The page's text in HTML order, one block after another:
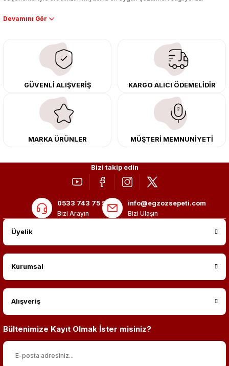
Performans artışı isteyen sürücüler için özel performans egzozları ve
çıkma orijinal ürünler ile yenileyebilir, body kit uygulamalarıyla aracınızın
tasarımını ve aerodinamisini üst seviyeye taşıyabilirsiniz.
Tüm ürünlerimiz orijinal, dayanıklı ve uzun ömürlüdür. İstanbul’daki montaj
merkezimizde profesyonel montaj yapıyor, Türkiye’nin her yerine güvenli
kargo ile teslimat gerçekleştiriyoruz. Aracınıza değer katmak için doğru
adres: Egzoz Sepeti.
GÜVENLİ ALIŞVERİŞ KARGO ALICI ÖDEMELİDİR
MARKA ÜRÜNLER MÜŞTERİ MEMNUNİYETİ
Bizi takip edin
0533 743 75 56
Bizi Arayın
info@egzozsepeti.com
Bizi Ulaşın
Üyelik
Kurumsal
Alışveriş
Bültenimize Kayıt Olmak İster misiniz?